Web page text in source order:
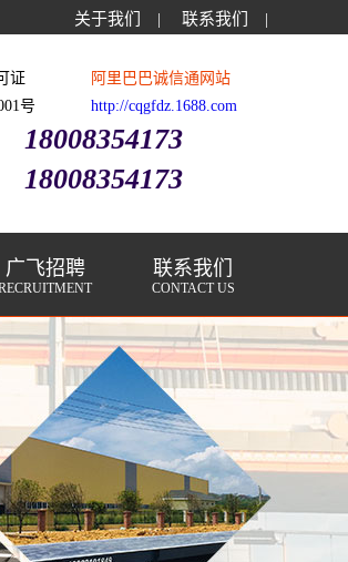
关于我们 | 联系我们 |
证
号
阿里巴巴诚信通网站
http://cqgfdz.1688.com
18008354173
18008354173
广飞招聘 联系我们
CONTACT US